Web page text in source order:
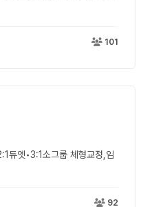
101
듀엣•3:1소그룹 체형교정,임
92